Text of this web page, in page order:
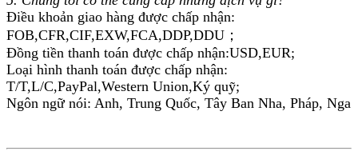
Điều khoản giao hàng được chấp nhận:
FOB,CFR,CIF,EXW,FCA,DDP,DDU；
Đồng tiền thanh toán được chấp nhận:USD,EUR;
Loại hình thanh toán được chấp nhận:
T/T,L/C,PayPal,Western Union,Ký quỹ;
Ngôn ngữ nói: Anh, Trung Quốc, Tây Ban Nha, Pháp, Nga